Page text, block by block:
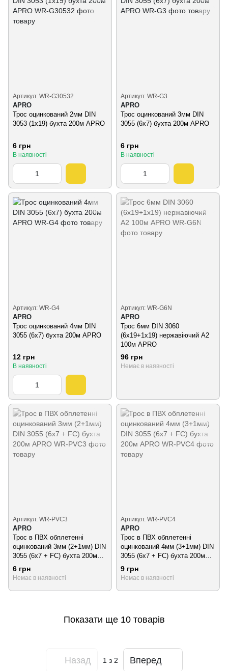
Артикул: WR-G30532
APRO
Трос оцинкований 2мм DIN
3053 (1x19) бухта 200м APRO
6 грн
В наявності
Артикул: WR-G3
APRO
Трос оцинкований 3мм DIN
3055 (6x7) бухта 200м APRO
6 грн
В наявності
Артикул: WR-G4
APRO
Трос оцинкований 4мм DIN
3055 (6x7) бухта 200м APRO
12 грн
В наявності
Артикул: WR-G6N
APRO
Трос 6мм DIN 3060
(6х19+1х19) нержавіючий А2
100м APRO
96 грн
Немає в наявності
Артикул: WR-PVC3
APRO
Трос в ПВХ обплетенні
оцинкований 3мм (2+1мм) DIN
3055 (6x7 + FC) бухта 200м
APRO
6 грн
Немає в наявності
Артикул: WR-PVC4
APRO
Трос в ПВХ обплетенні
оцинкований 4мм (3+1мм) DIN
3055 (6x7 + FC) бухта 200м
APRO
9 грн
Немає в наявності
Показати ще 10 товарів
Назад 1 з 2 Вперед